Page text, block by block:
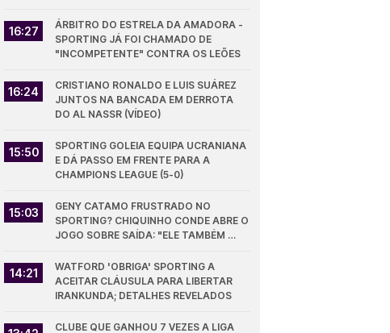
16:27
ÁRBITRO DO ESTRELA DA AMADORA -
SPORTING JÁ FOI CHAMADO DE
"INCOMPETENTE" CONTRA OS LEÕES
16:24
CRISTIANO RONALDO E LUIS SUÁREZ
JUNTOS NA BANCADA EM DERROTA
DO AL NASSR (VÍDEO)
15:50
SPORTING GOLEIA EQUIPA UCRANIANA
E DÁ PASSO EM FRENTE PARA A
CHAMPIONS LEAGUE (5-0)
15:03
GENY CATAMO FRUSTRADO NO
SPORTING? CHIQUINHO CONDE ABRE O
JOGO SOBRE SAÍDA: "ELE TAMBÉM
14:21
WATFORD 'OBRIGA' SPORTING A
ACEITAR CLÁUSULA PARA LIBERTAR
IRANKUNDA; DETALHES REVELADOS
CLUBE QUE GANHOU 7 VEZES A LIGA